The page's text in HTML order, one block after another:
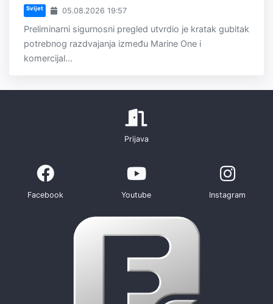
Svijet 05.08.2026 19:57
Preliminarni sigurnosni pregled utvrdio je kratak gubitak
potrebnog razdvajanja između Marine One i
komercijal...
Prijava
Facebook Youtube Instagram